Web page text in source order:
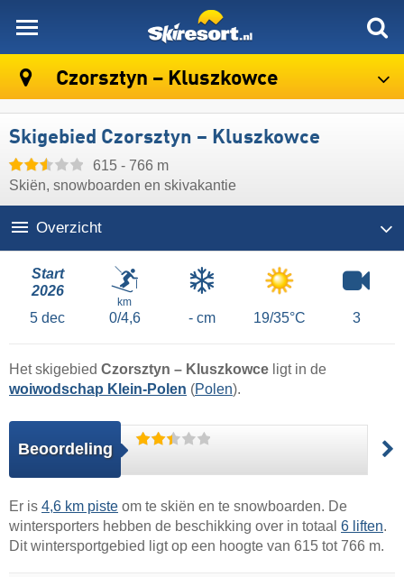
Czorsztyn – Kluszkowce
Skigebied Czorsztyn – Kluszkowce
615 - 766 m
Skiën, snowboarden en skivakantie
Overzicht
Start
2026
5 dec
km
0/4,6 - cm 19/35°C 3
Het skigebied Czorsztyn – Kluszkowce ligt in de
woiwodschap Klein-Polen (Polen).
Beoordeling
Er is 4,6 km piste om te skiën en te snowboarden. De
wintersporters hebben de beschikking over in totaal 6 liften.
Dit wintersportgebied ligt op een hoogte van 615 tot 766 m.